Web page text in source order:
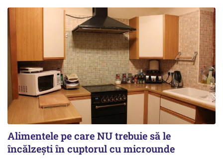
Alimentele pe care NU trebuie să le
încălzeşti în cuptorul cu microunde